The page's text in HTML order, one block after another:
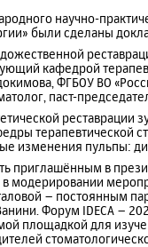
научно-
были сделаны
кафедрой
ФГБОУ ВО
паст-
реставрации
терапевтической
изменения пульпы:
приглашённым в
в модерировании
– постоянным
Форум IDECA –
площадкой для